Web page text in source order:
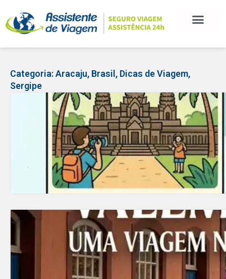
Categoria:Aracaju, Brasil , Dicas de Viagem,
Sergipe